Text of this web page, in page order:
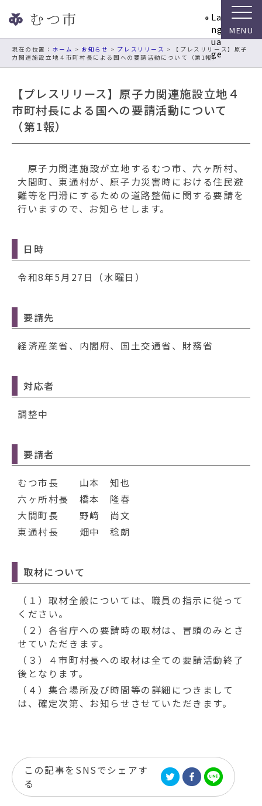
ビ
La
ng
ua
ge
現在の位置： ホーム > お知らせ > プレスリリース > 【プレスリリース】原子
力関連施設立地４市町村長による国への要請活動について（第1報）
【プレスリリース】原子力関連施設立地４
市町村長による国への要請活動について
（第1報）
原子力関連施設が立地するむつ市、六ヶ所村、
大間町、東通村が、原子力災害時における住民避
難等を円滑にするための道路整備に関する要請を
行いますので、お知らせします。
日時
令和8年5月27日（水曜日）
要請先
経済産業省、内閣府、国土交通省、財務省
対応者
調整中
要請者
むつ市長 山本 知也
六ヶ所村長 橋本 隆春
大間町長 野﨑 尚文
東通村長 畑中 稔朗
取材について
（１）取材全般については、職員の指示に従って
ください。
（２）各省庁への要請時の取材は、冒頭のみとさ
せていただきます。
（３）４市町村長への取材は全ての要請活動終了
後となります。
（４）集合場所及び時間等の詳細につきまして
は、確定次第、お知らせさせていただきます。
この記事をSNSでシェアす
る